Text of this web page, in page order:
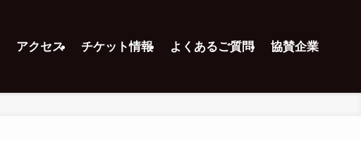
アクセス チケット情報 よくあるご質問 協賛企業